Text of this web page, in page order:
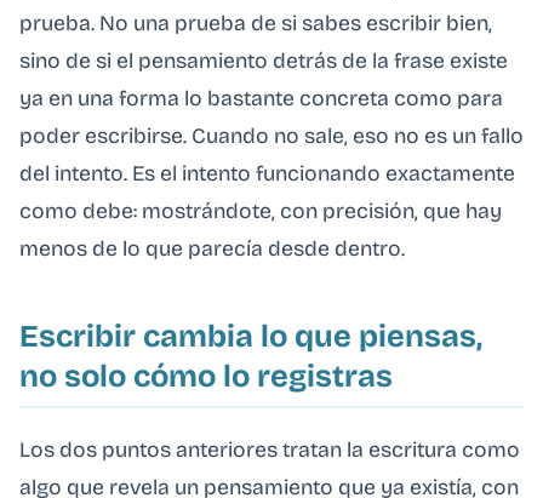
prueba. No una prueba de si sabes escribir bien,
sino de si el pensamiento detrás de la frase existe
ya en una forma lo bastante concreta como para
poder escribirse. Cuando no sale, eso no es un fallo
del intento. Es el intento funcionando exactamente
como debe: mostrándote, con precisión, que hay
menos de lo que parecía desde dentro.
Escribir cambia lo que piensas,
no solo cómo lo registras
Los dos puntos anteriores tratan la escritura como
algo que revela un pensamiento que ya existía, con